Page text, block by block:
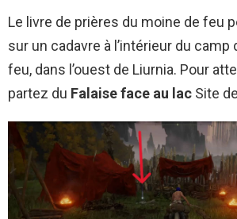
Le livre de prières du moine de feu
sur un cadavre à l’intérieur du
feu, dans l’ouest de Liurnia. Pour
partez du Falaise face au lac Site